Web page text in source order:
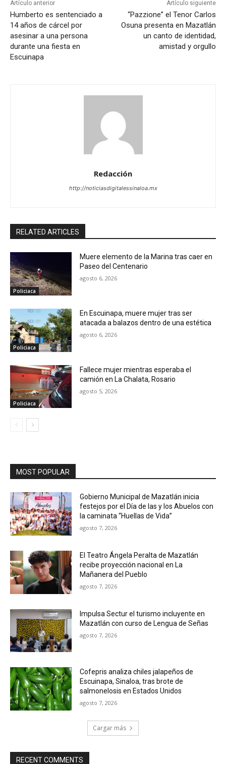
Artículo anterior
Humberto es sentenciado a
14 años de cárcel por
asesinar a una persona
durante una fiesta en
Escuinapa
Artículo siguiente
“Pazzione” el Tenor Carlos
Osuna presenta en Mazatlán
un canto de identidad,
amistad y orgullo
Redacción
http://noticiasdigitalessinaloa.mx
RELATED ARTICLES
Policiaca
Muere elemento de la Marina tras caer en
Paseo del Centenario
agosto 6, 2026
Policiaca
En Escuinapa, muere mujer tras ser
atacada a balazos dentro de una estética
agosto 6, 2026
Policiaca
Fallece mujer mientras esperaba el
camión en La Chalata, Rosario
agosto 5, 2026
MOST POPULAR
Gobierno Municipal de Mazatlán inicia
festejos por el Día de las y los Abuelos con
la caminata “Huellas de Vida”
agosto 7, 2026
El Teatro Ángela Peralta de Mazatlán
recibe proyección nacional en La
Mañanera del Pueblo
agosto 7, 2026
Impulsa Sectur el turismo incluyente en
Mazatlán con curso de Lengua de Señas
agosto 7, 2026
Cofepris analiza chiles jalapeños de
Escuinapa, Sinaloa, tras brote de
salmonelosis en Estados Unidos
agosto 7, 2026
Cargar más
RECENT COMMENTS